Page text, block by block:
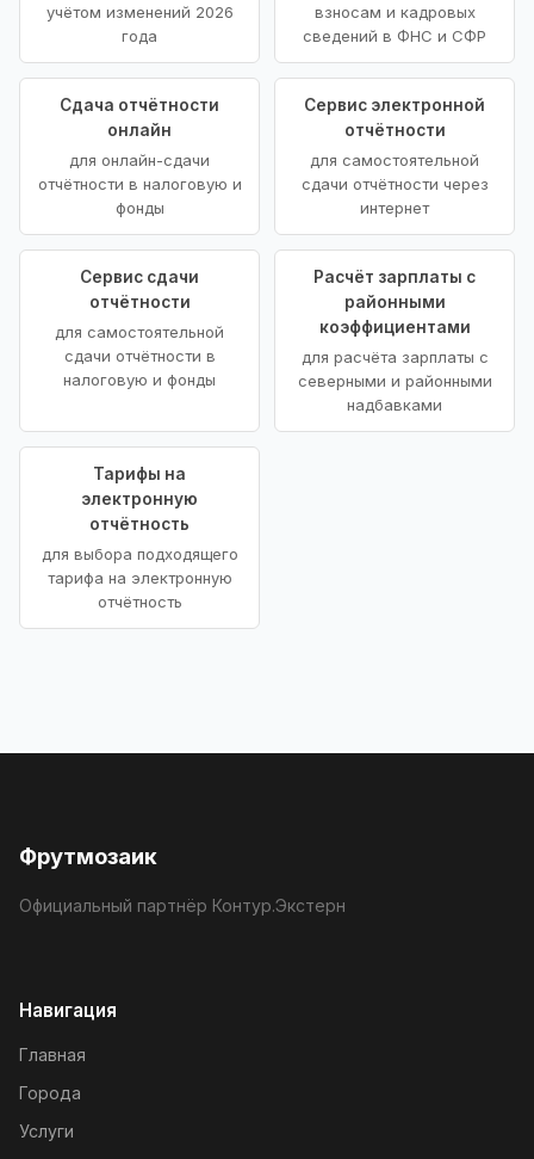
учётом изменений 2026
года
взносам и кадровых
сведений в ФНС и СФР
Сдача отчётности
онлайн
для онлайн-сдачи
отчётности в налоговую и
фонды
Сервис электронной
отчётности
для самостоятельной
сдачи отчётности через
интернет
Сервис сдачи
отчётности
для самостоятельной
сдачи отчётности в
налоговую и фонды
Расчёт зарплаты с
районными
коэффициентами
для расчёта зарплаты с
северными и районными
надбавками
Тарифы на
электронную
отчётность
для выбора подходящего
тарифа на электронную
отчётность
Фрутмозаик
Официальный партнёр Контур.Экстерн
Навигация
Главная
Города
Услуги